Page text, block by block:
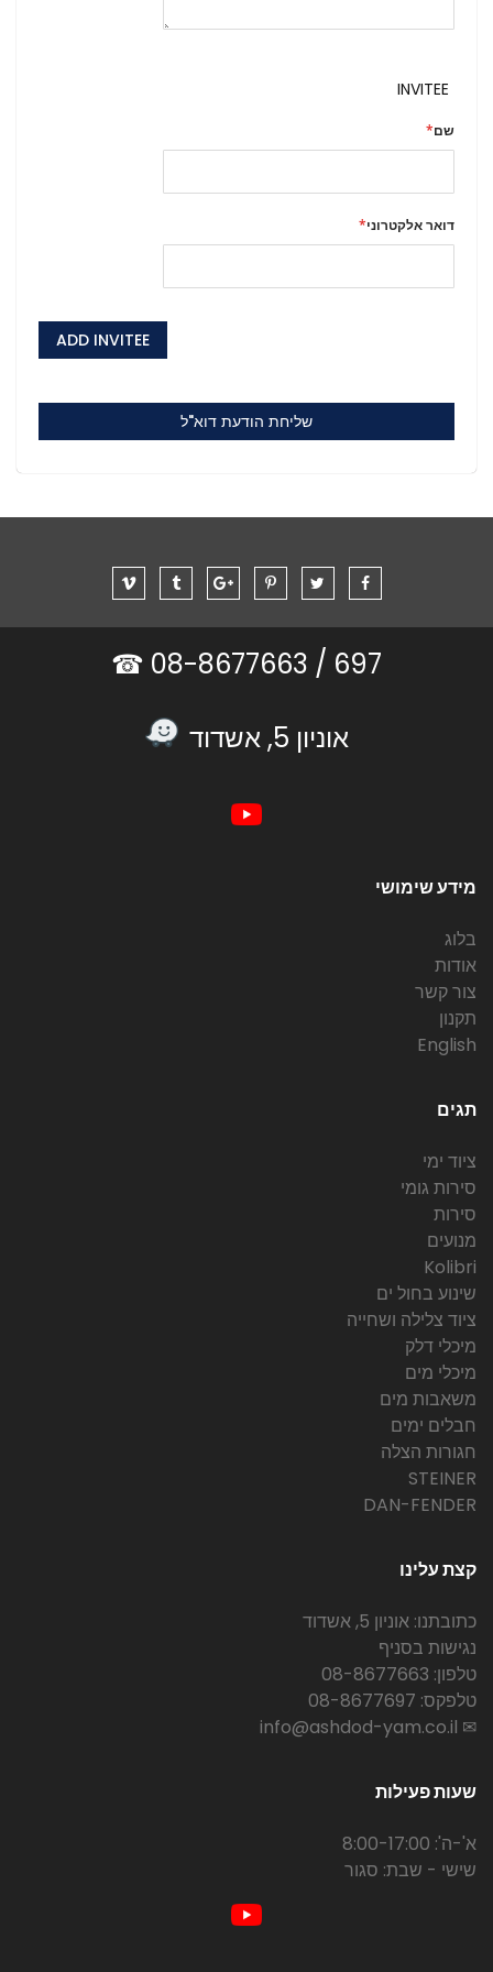
INVITEE
שם
דואר אלקטרוני
ADD INVITEE
שליחת הודעת דוא"ל
697 /
אוניון 5, אשדוד
מידע שימושי
בלוג
אודות
צור קשר
תקנון
English
תגים
ציוד ימי
סירות גומי
סירות
מנועים
Kolibri
שינוע בחול ים
ציוד צלילה ושחייה
מיכלי דלק
מיכלי מים
משאבות מים
חבלים ימים
חגורות הצלה
STEINER
DAN-FENDER
קצת עלינו
כתובתנו: אוניון 5, אשדוד
נגישות בסניף
טלפון: 08-8677663
טלפקס: 08-8677697
✉ info@ashdod-yam.co.il
שעות פעילות
א'-ה': 8:00-17:00
שישי - שבת: סגור